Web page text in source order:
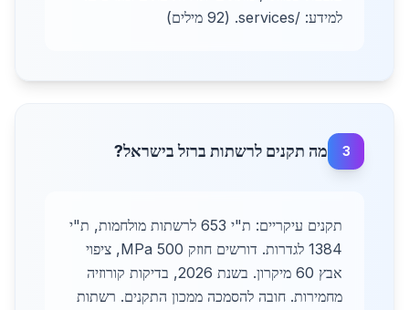
למידע: /services. (92 מילים)
3 מה תקנים לרשתות ברזל בישראל?
תקנים עיקריים: ת"י 653 לרשתות מולחמות, ת"י
1384 לגדרות. דורשים חוזק 500 MPa, ציפוי
אבץ 60 מיקרון. בשנת 2026, בדיקות קורוזיה
מחמירות. חובה להסמכה ממכון התקנים. רשתות